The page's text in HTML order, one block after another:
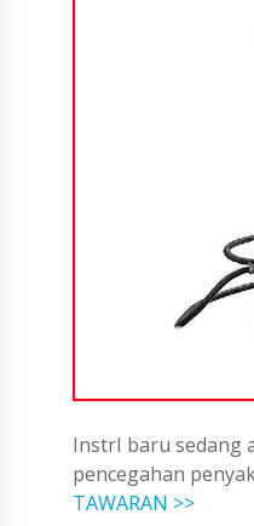
InstrI baru sedang
pencegahan
TAWARAN >>